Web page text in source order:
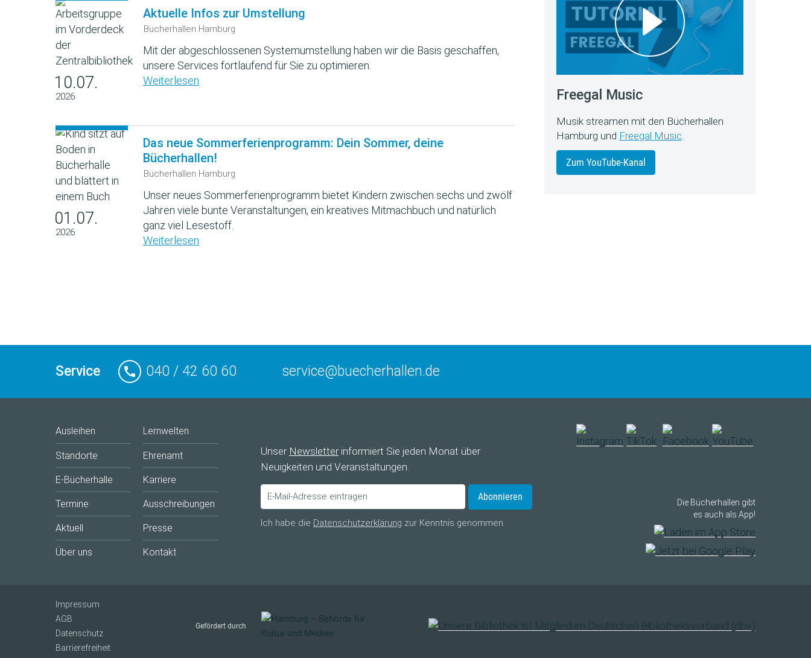
10.07.
2026
Aktuelle Infos zur Umstellung
Bücherhallen Hamburg
Mit der abgeschlossenen Systemumstellung haben wir die Basis geschaffen,
unsere Services fortlaufend für Sie zu optimieren.
Weiterlesen
01.07.
2026
Das neue Sommerferienprogramm: Dein Sommer, deine
Bücherhallen!
Bücherhallen Hamburg
Unser neues Sommerferienprogramm bietet Kindern zwischen sechs und zwölf
Jahren viele bunte Veranstaltungen, ein kreatives Mitmachbuch und natürlich
ganz viel Lesestoff.
Weiterlesen
Freegal Music
Musik streamen mit den Bücherhallen
Hamburg und Freegal Music
Zum YouTube-Kanal
Service 040 / 42 60 60 service@buecherhallen.de
Ausleihen
Standorte
E-Bücherhalle
Termine
Aktuell
Über uns
Lernwelten
Ehrenamt
Karriere
Ausschreibungen
Presse
Kontakt
Unser Newsletterinformiert Sie jeden Monat über
Neuigkeiten und Veranstaltungen.
Abonnieren
Ich habe die Datenschutzerklärung zur Kenntnis genommen.
Die Bücherhallen gibt
es auch als App!
Impressum
AGB
Datenschutz
Barrierefreiheit
Gefördert durch